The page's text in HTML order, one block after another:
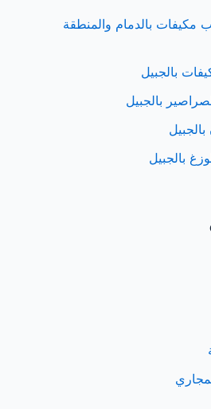
بالدمام والمنطقة
بالجبيل
بالجبيل
بالجبيل